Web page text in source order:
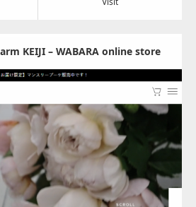
KEIJI – WABARA online store
Update: 2024.02.05
Category:その他